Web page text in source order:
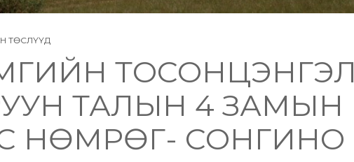
ТӨСЛҮҮД
ТОСОНЦЭНГЭЛ
ТАЛЫН 4 ЗАМЫН
НӨМРӨГ- СОНГИНО